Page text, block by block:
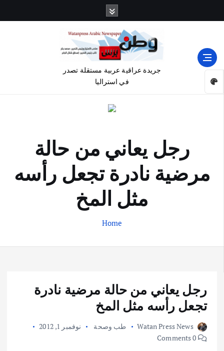
جريدة عراقية عربية مستقلة تصدر
في استراليا
رجل يعاني من حالة
مرضية نادرة تجعل رأسه
مثل المخ
Home
رجل يعاني من حالة مرضية نادرة
تجعل رأسه مثل المخ
Watan Press News طب وصحة
نوفمبر 1, 2012